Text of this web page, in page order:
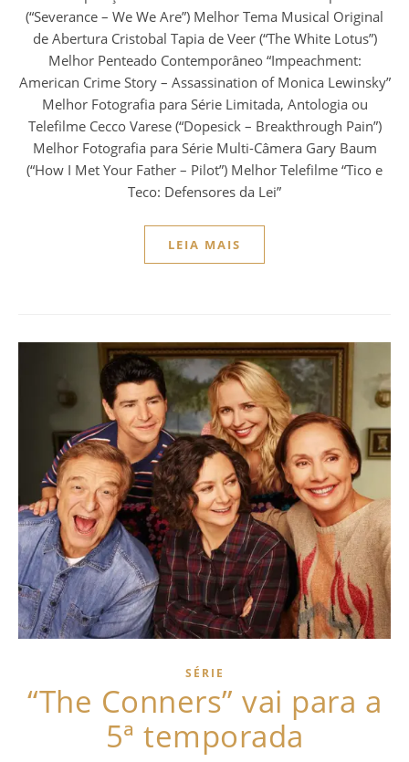
(“Severance – We We Are”) Melhor Tema Musical Original
de Abertura Cristobal Tapia de Veer (“The White Lotus”)
Melhor Penteado Contemporâneo “Impeachment:
American Crime Story – Assassination of Monica Lewinsky”
Melhor Fotografia para Série Limitada, Antologia ou
Telefilme Cecco Varese (“Dopesick – Breakthrough Pain”)
Melhor Fotografia para Série Multi-Câmera Gary Baum
(“How I Met Your Father – Pilot”) Melhor Telefilme “Tico e
Teco: Defensores da Lei”
LEIA MAIS
SÉRIE
“The Conners” vai para a
5ª temporada